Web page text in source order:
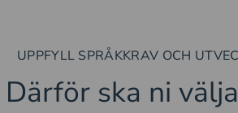
UPPFYLL SPRÅKKRAV OCH
Därför ska ni